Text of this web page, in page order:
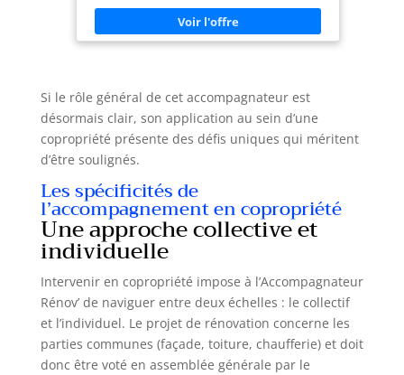
2,2 kg, refroidissement silencieux, écran Full-HD,
16 Go de RAM DDR4, webcam, HDMI, prise casque,
microphone, USB 3.0 Windows 11 Prof. 64 bits est
complètement installé avec tous les pilotes, ainsi
Si le rôle général de cet accompagnateur est
désormais clair, son application au sein d’une
copropriété présente des défis uniques qui méritent
d’être soulignés.
Les spécificités de
l’accompagnement en copropriété
Une approche collective et
individuelle
Intervenir en copropriété impose à l’Accompagnateur
Rénov’ de naviguer entre deux échelles : le collectif
et l’individuel. Le projet de rénovation concerne les
parties communes (façade, toiture, chaufferie) et doit
donc être voté en assemblée générale par le